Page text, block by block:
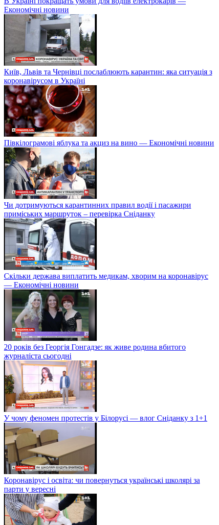
Економічні новини
Київ, Львів та Чернівці послаблюють карантин: яка ситуація з
коронавірусом в Україні
Півкілограмові яблука та акциз на вино — Економічні новини
Чи дотримуються карантинних правил водії і пасажири
приміських маршруток – перевірка Сніданку
Скільки держава виплатить медикам, хворим на коронавірус
— Економічні новини
20 років без Георгія Гонгадзе: як живе родина вбитого
журналіста сьогодні
У чому феномен протестів у Білорусі — влог Сніданку з 1+1
Коронавірус і освіта: чи повернуться українські школярі за
парти у вересні